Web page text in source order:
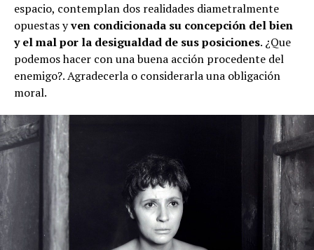
espacio, contemplan dos realidades diametralmente
opuestas yven condicionada su concepción del bien
y el mal por la desigualdad de sus posiciones. ¿Que
podemos hacer con una buena acción procedente del
enemigo?. Agradecerla o considerarla una obligación
moral.